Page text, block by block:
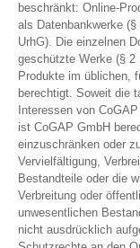
beschränkt: Online-
als Datenbankwerke
UrhG). Die einzelnen
geschützte Werke (§ 2
Produkte im üblichen,
berechtigt. Soweit die
Interessen von
ist CoGAP GmbH
einzuschränken oder
Vervielfältigung,
Bestandteile oder die
Verbreitung oder
unwesentlichen
nicht ausdrücklich